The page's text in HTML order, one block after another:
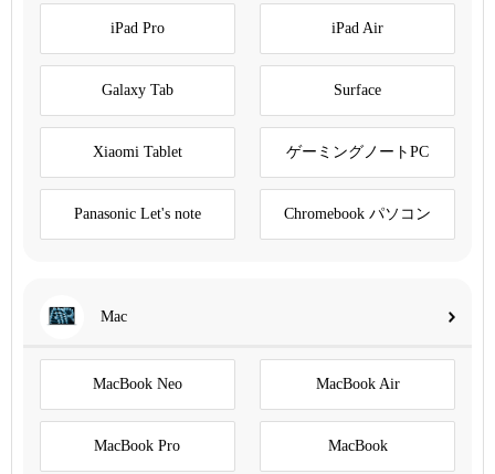
iPad Pro iPad Air
Galaxy Tab Surface
Xiaomi Tablet ゲーミングノートPC
Panasonic Let's note Chromebook パソコン
Mac
MacBook Neo MacBook Air
MacBook Pro MacBook